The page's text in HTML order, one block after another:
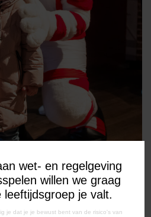
wet- en regelgeving
willen we graag
leeftijdsgroep je valt.
je dat je je bewust bent van de risico's van